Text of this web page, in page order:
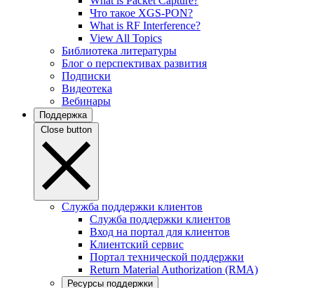
Что такое XGS-PON?
What is RF Interference?
View All Topics
Библиотека литературы
Блог о перспективах развития
Подписки
Видеотека
Вебинары
Поддержка
Close button
Служба поддержки клиентов
Служба поддержки клиентов
Вход на портал для клиентов
Клиентский сервис
Портал технической поддержки
Return Material Authorization (RMA)
Ресурсы поддержки